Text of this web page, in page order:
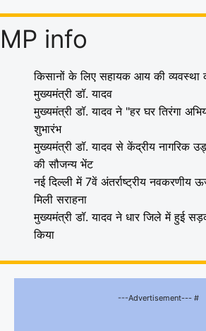
MP info
किसानों के लिए सहायक आय की व्यवस्था
मुख्यमंत्री डॉ. यादव
मुख्यमंत्री डॉ. यादव ने "हर घर तिरंगा
शुभारंभ
मुख्यमंत्री डॉ. यादव से केंद्रीय नागरिक
की सौजन्य भेंट
नई दिल्ली में 7वें अंतर्राष्ट्रीय नवकरणीय
मिली सराहना
मुख्यमंत्री डॉ. यादव ने धार जिले में हुई
किया
---Advertisement--- #